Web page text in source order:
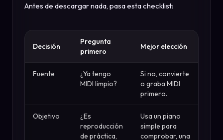
Antes de descargar nada, pasa esta checklist:
Decisión
Pregunta
primero
Mejor elección
Fuente
¿Ya tengo
MIDI limpio?
Si no, convierte
o graba MIDI
primero.
Objetivo
¿Es
reproducción
de práctica,
Usa un piano
simple para
comprobar, una